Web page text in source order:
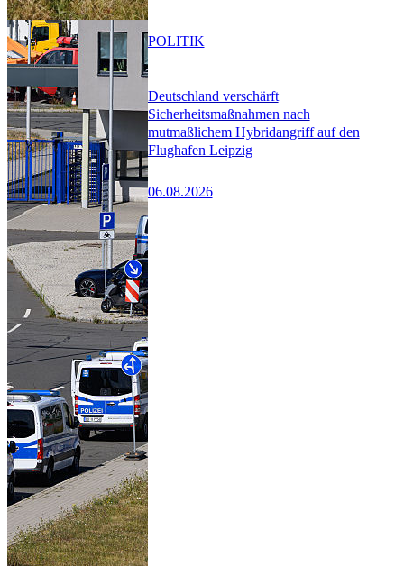
Deutschland verschärft
Sicherheitsmaßnahmen nach
mutmaßlichem Hybridangriff auf den
Flughafen Leipzig
06.08.2026
POLITIK